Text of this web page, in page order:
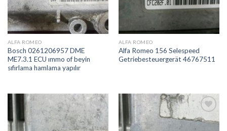
ALFA ROMEO
Bosch 0261206957 DME
ME7.3.1 ECU ımmo of beyin
sıfırlama hamlama yapılır
ALFA ROMEO
Alfa Romeo 156 Selespeed
Getriebesteuergerät 46767511